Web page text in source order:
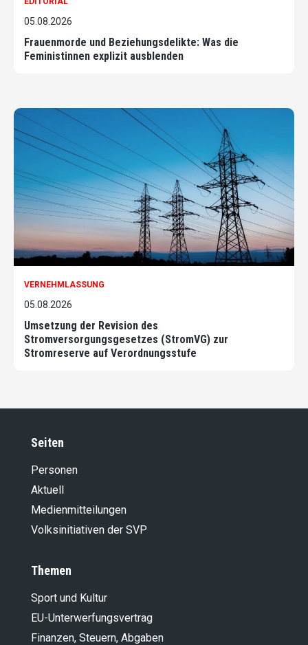
05.08.2026
Frauenmorde und Beziehungsdelikte: Was die
Feministinnen explizit ausblenden
VERNEHMLASSUNG
05.08.2026
Umsetzung der Revision des
Stromversorgungsgesetzes (StromVG) zur
Stromreserve auf Verordnungsstufe
Seiten
Personen
Aktuell
Medienmitteilungen
Volksinitiativen der SVP
Themen
Sport und Kultur
EU-Unterwerfungsvertrag
Finanzen, Steuern, Abgaben